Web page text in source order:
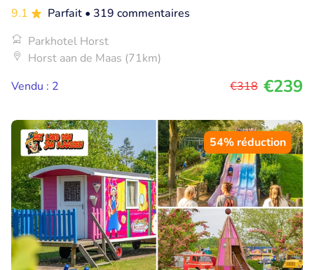
9.1 Parfait • 319 commentaires
Parkhotel Horst
Horst aan de Maas (71km)
Vendu : 2
€318 €239
54% réduction